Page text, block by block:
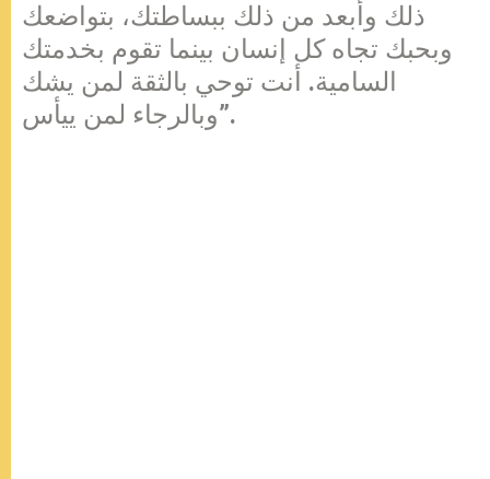
ذلك وأبعد من ذلك ببساطتك، بتواضعك
وبحبك تجاه كل إنسان بينما تقوم بخدمتك
السامية. أنت توحي بالثقة لمن يشك
وبالرجاء لمن ييأس”.